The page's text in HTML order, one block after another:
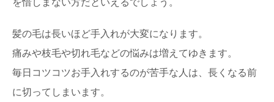
髪の毛は長いほど手入れが大変になります。
痛みや枝毛や切れ毛などの悩みは増えてゆきます。
毎日コツコツお手入れするのが苦手な人は、長くなる前
に切ってしまいます。